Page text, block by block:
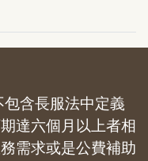
含長服法中定義
達六個月以上者相
需求或是公費補助